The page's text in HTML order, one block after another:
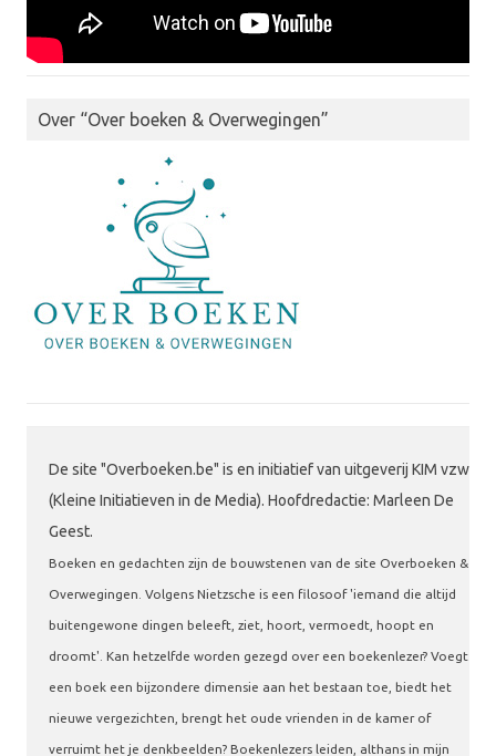
Over “Over boeken & Overwegingen”
De site "Overboeken.be" is en initiatief van uitgeverij KIM vzw
(Kleine Initiatieven in de Media). Hoofdredactie: Marleen De
Geest.
Boeken en gedachten zijn de bouwstenen van de site Overboeken &
Overwegingen. Volgens Nietzsche is een filosoof 'iemand die altijd
buitengewone dingen beleeft, ziet, hoort, vermoedt, hoopt en
droomt'. Kan hetzelfde worden gezegd over een boekenlezer? Voegt
een boek een bijzondere dimensie aan het bestaan toe, biedt het
nieuwe vergezichten, brengt het oude vrienden in de kamer of
verruimt het je denkbeelden? Boekenlezers leiden, althans in mijn